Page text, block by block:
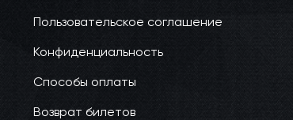
Пользовательское соглашение
Конфиденциальность
Способы оплаты
Возврат билетов